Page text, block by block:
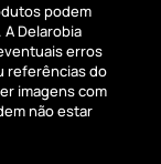
podem
Delarobia
erros
referências do
imagens com
não estar